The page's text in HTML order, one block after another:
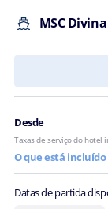
MSC Divina
Desde
Taxas de serviço do hotel
O que está incluído
Datas de partida